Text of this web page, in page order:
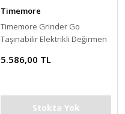
Timemore
Timemore Grinder Go
Taşınabilir Elektrikli Değirmen
5.586,00 TL
Stokta Yok